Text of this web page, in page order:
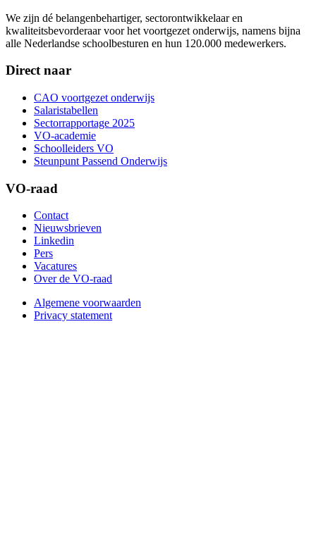
We zijn dé belangenbehartiger, sectorontwikkelaar en
kwaliteitsbevorderaar voor het voortgezet onderwijs, namens bijna
alle Nederlandse schoolbesturen en hun 120.000 medewerkers.
Direct naar
CAO voortgezet onderwijs
Salaristabellen
Sectorrapportage 2025
VO-academie
Schoolleiders VO
Steunpunt Passend Onderwijs
VO-raad
Contact
Nieuwsbrieven
Linkedin
Pers
Vacatures
Over de VO-raad
Algemene voorwaarden
Privacy statement